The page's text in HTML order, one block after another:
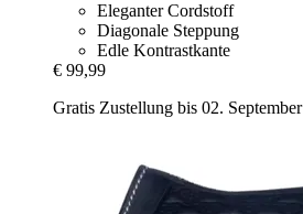
Eleganter Cordstoff
Diagonale Steppung
Edle Kontrastkante
€ 99,99
Gratis Zustellung bis 02. September